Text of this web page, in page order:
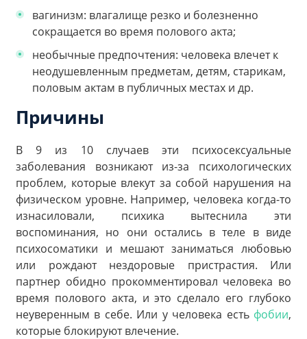
вагинизм: влагалище резко и болезненно
сокращается во время полового акта;
необычные предпочтения: человека влечет к
неодушевленным предметам, детям, старикам,
половым актам в публичных местах и др.
Причины
В 9 из 10 случаев эти психосексуальные
заболевания возникают из-за психологических
проблем, которые влекут за собой нарушения на
физическом уровне. Например, человека когда-то
изнасиловали, психика вытеснила эти
воспоминания, но они остались в теле в виде
психосоматики и мешают заниматься любовью
или рождают нездоровые пристрастия. Или
партнер обидно прокомментировал человека во
время полового акта, и это сделало его глубоко
неуверенным в себе. Или у человека есть фобии,
которые блокируют влечение.